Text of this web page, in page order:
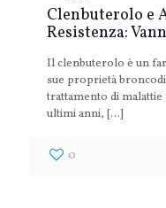
Clenbuterolo e
Resistenza:
Il clenbuterolo è un
sue proprietà
trattamento di
ultimi anni, […]
0